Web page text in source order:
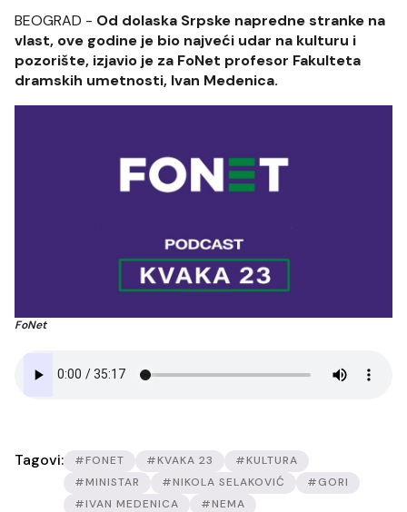
BEOGRAD - Od dolaska Srpske napredne stranke na
vlast, ove godine je bio najveći udar na kulturu i
pozorište, izjavio je za FoNet profesor Fakulteta
dramskih umetnosti, Ivan Medenica.
FoNet
Tagovi: #FONET #KVAKA 23
#KULTURA
#MINISTAR
#NIKOLA SELAKOVIĆ
#GORI
#IVAN MEDENICA
#NEMA